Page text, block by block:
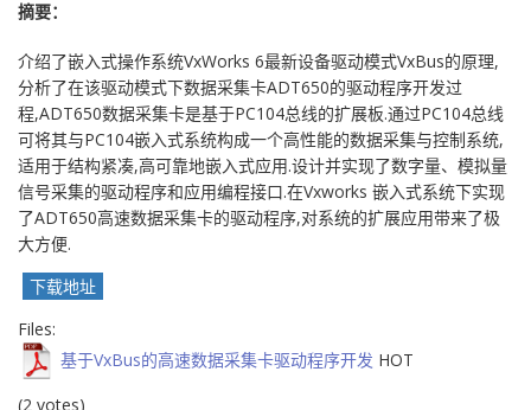
摘要：
介绍了嵌入式操作系统VxWorks 6最新设备驱动模式VxBus的原理,
分析了在该驱动模式下数据采集卡ADT650的驱动程序开发过
程,ADT650数据采集卡是基于PC104总线的扩展板.通过PC104总线
可将其与PC104嵌入式系统构成一个高性能的数据采集与控制系统,
适用于结构紧凑,高可靠地嵌入式应用.设计并实现了数字量、模拟量
信号采集的驱动程序和应用编程接口.在Vxworks 嵌入式系统下实现
了ADT650高速数据采集卡的驱动程序,对系统的扩展应用带来了极
大方便.
下载地址
Files:
基于VxBus的高速数据采集卡驱动程序开发 HOT
(2 votes)